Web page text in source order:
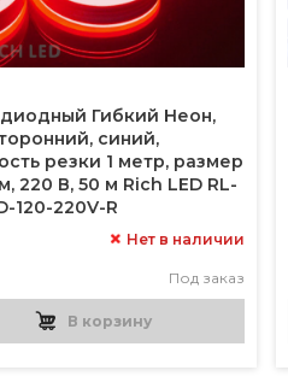
Гибкий Неон,
синий,
резки 1 метр, размер
220 В, 50 м Rich LED RL-
120-220V-R
Нет в наличии
Под заказ
В корзину